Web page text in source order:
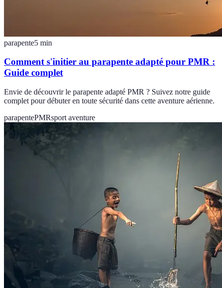
parapente5 min
Comment s'initier au parapente adapté pour PMR :
Guide complet
Envie de découvrir le parapente adapté PMR ? Suivez notre guide
complet pour débuter en toute sécurité dans cette aventure aérienne.
parapentePMRsport aventure